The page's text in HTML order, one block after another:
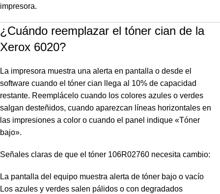
impresora.
¿Cuándo reemplazar el tóner cian de la
Xerox 6020?
La impresora muestra una alerta en pantalla o desde el
software cuando el tóner cian llega al 10% de capacidad
restante. Reemplácelo cuando los colores azules o verdes
salgan desteñidos, cuando aparezcan líneas horizontales en
las impresiones a color o cuando el panel indique «Tóner
bajo».
Señales claras de que el tóner 106R02760 necesita cambio:
La pantalla del equipo muestra alerta de tóner bajo o vacío
Los azules y verdes salen pálidos o con degradados